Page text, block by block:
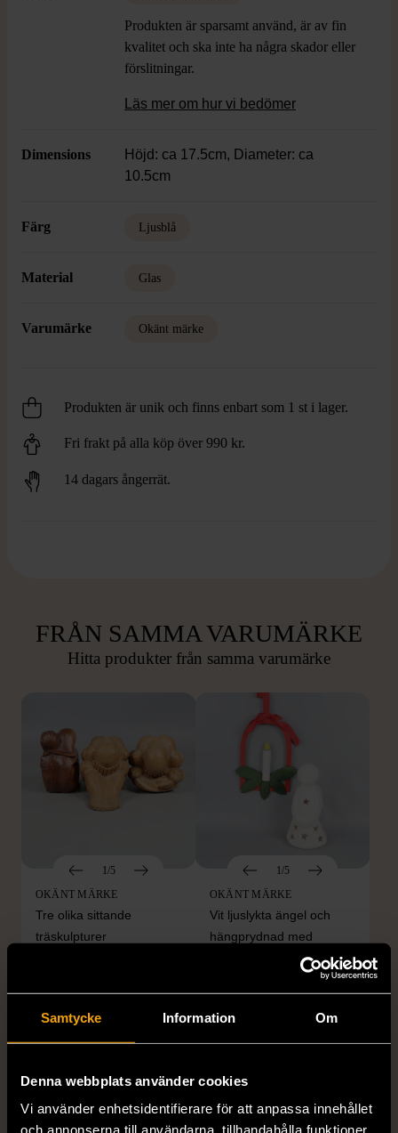
Samtycke Information Om
Denna webbplats använder cookies
Vi använder enhetsidentifierare för att anpassa innehållet
och annonserna till användarna, tillhandahålla funktioner
Produkten är sparsamt använd, är av fin
kvalitet och ska inte ha några skador eller
förslitningar.
Läs mer om hur vi bedömer
Dimensions
Höjd: ca 17.5cm, Diameter: ca
10.5cm
Färg Ljusblå
Material Glas
Varumärke Okänt märke
Produkten är unik och finns enbart som 1 st i lager.
Fri frakt på alla köp över 990 kr.
14 dagars ångerrät.
FRÅN SAMMA VARUMÄRKE
Hitta produkter från samma varumärke
1/5
OKÄNT MÄRKE
Tre olika sittande
träskulpturer
549 kr
1/5
OKÄNT MÄRKE
Vit ljuslykta ängel och
hängprydnad med
80% 249 kr